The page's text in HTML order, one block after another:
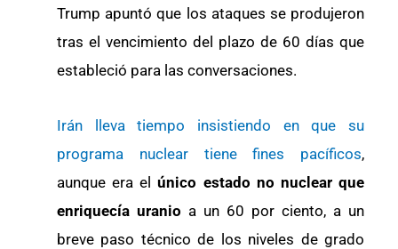
Trump apuntó que los ataques se produjeron
tras el vencimiento del plazo de 60 días que
estableció para las conversaciones.
Irán lleva tiempo insistiendo en que su
programa nuclear tiene fines pacíficos,
aunque era elúnico estado no nuclear que
enriquecía uranio a un 60 por ciento, a un
breve paso técnico de los niveles de grado